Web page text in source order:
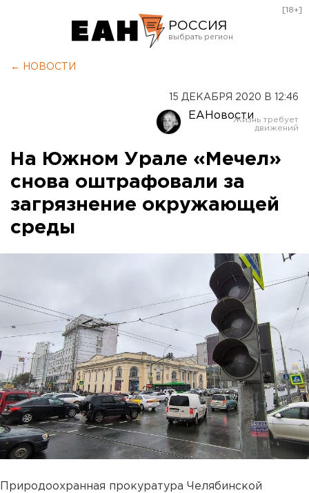
РОССИЯ
Оренбург
[18+]
← НОВОСТИ
15 ДЕКАБРЯ 2020 В 12:46
ЕАНовости
На Южном Урале «Мечел»
снова оштрафовали за
загрязнение окружающей
среды
Природоохранная прокуратура Челябинской